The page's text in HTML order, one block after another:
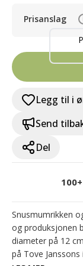
Prisanslag
Legg til i
Send
Del
100+
Snusmumrikken
og produksjonen
diameter på 12
på Tove Janssons